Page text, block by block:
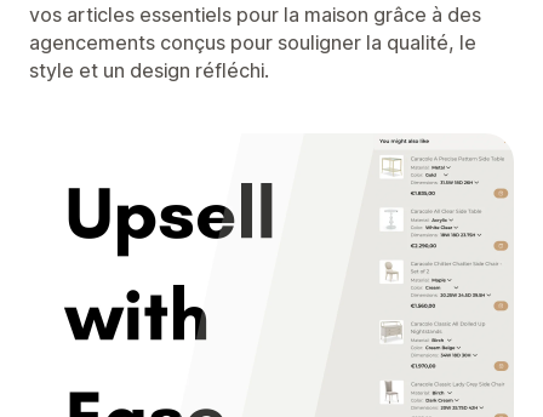
vos articles essentiels pour la maison grâce à des
agencements conçus pour souligner la qualité, le
style et un design réfléchi.